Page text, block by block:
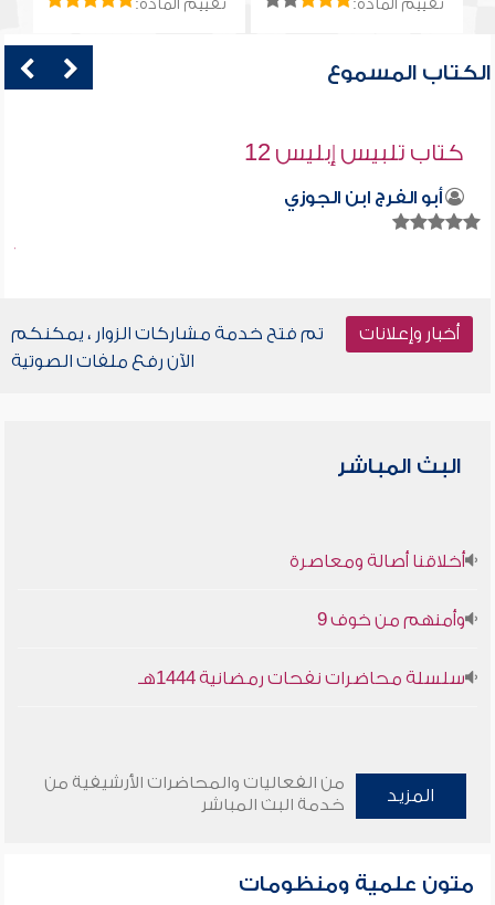
تقييم المادة: تقييم المادة:
الكتاب المسموع
كتاب تلبيس إبليس 12
أبو الفرج ابن الجوزي
أخبار وإعلانات
تم فتح خدمة مشاركات الزوار ، يمكنكم
الآن رفع ملفات الصوتية
البث المباشر
أخلاقنا أصالة ومعاصرة
وأمنهم من خوف 9
سلسلة محاضرات نفحات رمضانية 1444هـ
المزيد
من الفعاليات والمحاضرات الأرشيفية من
خدمة البث المباشر
متون علمية ومنظومات